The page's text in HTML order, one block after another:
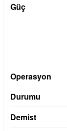
Güç
Operasyon
Durumu
Demist